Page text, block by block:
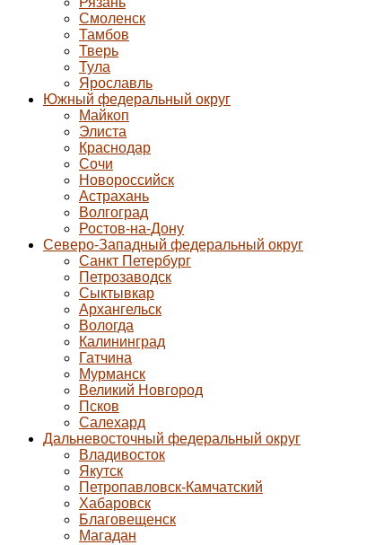
Смоленск
Тамбов
Тверь
Тула
Ярославль
Южный федеральный округ
Майкоп
Элиста
Краснодар
Сочи
Новороссийск
Астрахань
Волгоград
Ростов-на-Дону
Северо-Западный федеральный округ
Санкт Петербург
Петрозаводск
Сыктывкар
Архангельск
Вологда
Калининград
Гатчина
Мурманск
Великий Новгород
Псков
Салехард
Дальневосточный федеральный округ
Владивосток
Якутск
Петропавловск-Камчатский
Хабаровск
Благовещенск
Магадан